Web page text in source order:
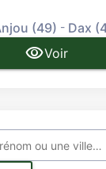
(49) - Dax
Voir